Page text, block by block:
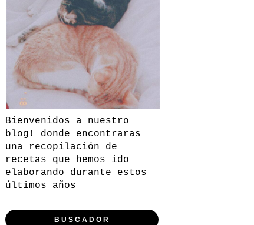
Bienvenidos a nuestro
blog! donde encontraras
una recopilación de
recetas que hemos ido
elaborando durante estos
últimos años
BUSCADOR